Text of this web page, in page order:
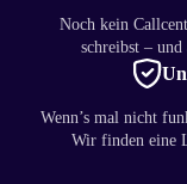
Noch kein
schreibst – und
Wenn’s mal nicht
Wir finden eine